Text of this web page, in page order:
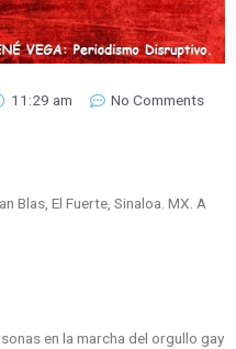
11:29 am No Comments
Blas, El Fuerte, Sinaloa. MX. A
en la marcha del orgullo gay